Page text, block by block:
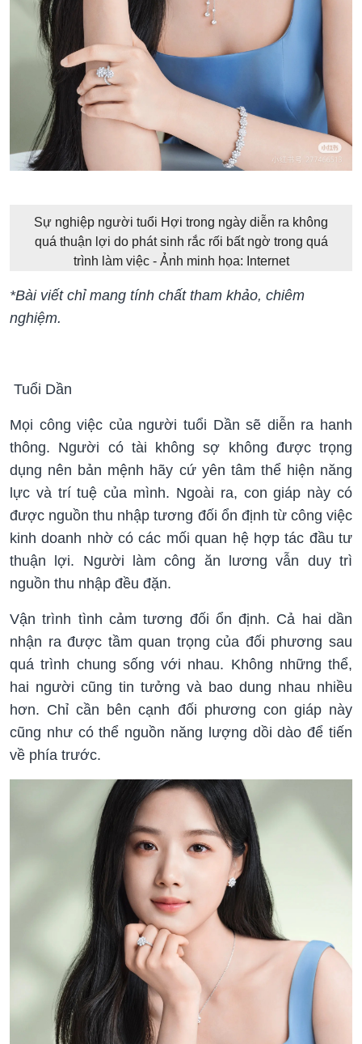
Sự nghiệp người tuổi Hợi trong ngày diễn ra không
quá thuận lợi do phát sinh rắc rối bất ngờ trong quá
trình làm việc - Ảnh minh họa: Internet
*Bài viết chỉ mang tính chất tham khảo, chiêm
nghiệm.
Tuổi Dần
Mọi công việc của người tuổi Dần sẽ diễn ra hanh
thông. Người có tài không sợ không được trọng
dụng nên bản mệnh hãy cứ yên tâm thể hiện năng
lực và trí tuệ của mình. Ngoài ra, con giáp này có
được nguồn thu nhập tương đối ổn định từ công việc
kinh doanh nhờ có các mối quan hệ hợp tác đầu tư
thuận lợi. Người làm công ăn lương vẫn duy trì
nguồn thu nhập đều đặn.
Vận trình tình cảm tương đối ổn định. Cả hai dần
nhận ra được tầm quan trọng của đối phương sau
quá trình chung sống với nhau. Không những thể,
hai người cũng tin tưởng và bao dung nhau nhiều
hơn. Chỉ cần bên cạnh đối phương con giáp này
cũng như có thể nguồn năng lượng dồi dào để tiến
về phía trước.